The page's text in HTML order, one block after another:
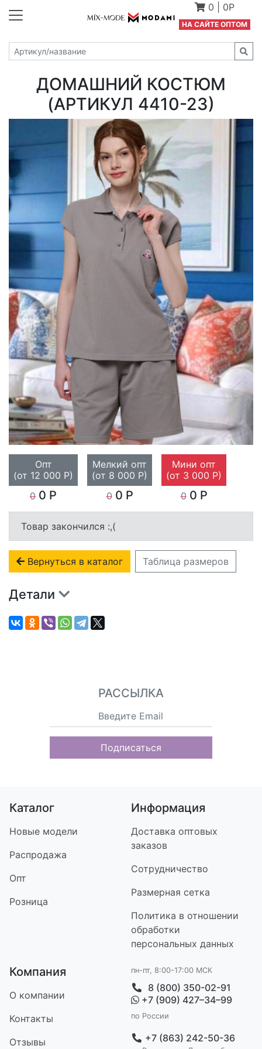
0 0Р
НА САЙТЕ ОПТОМ
ДОМАШНИЙ КОСТЮМ
(АРТИКУЛ 4410-23)
Опт
(от 12 000 Р)
0 0 Р
Мелкий опт
(от 8 000 Р)
00 Р
Мини опт
(от 3 000 Р)
00 Р
Товар закончился :,(
Вернуться в каталог Таблица размеров
Детали
РАССЫЛКА
Подписаться
Каталог
Новые модели
Распродажа
Опт
Розница
Информация
Доставка оптовых
заказов
Сотрудничество
Размерная сетка
Политика в отношении
обработки
персональных данных
Компания
О компании
Контакты
Отзывы
пн-пт, 8:00-17:00 МСК
8 (800) 350-02-91
+7 (909) 427–34–99
по России
+7 (863) 242-50-36